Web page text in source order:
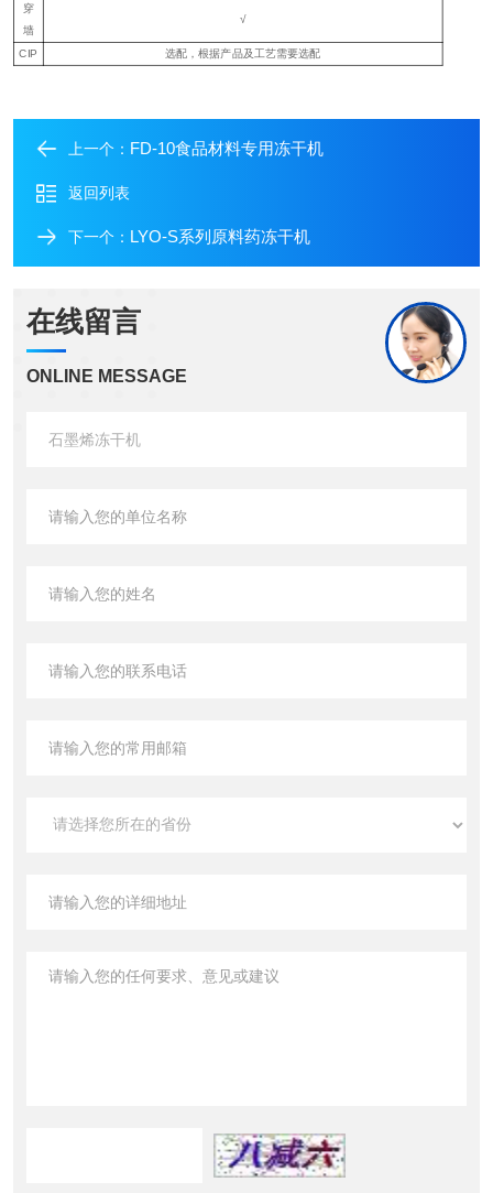
穿
墙
√
CIP 选配，根据产品及工艺需要选配
上一个： FD-10食品材料专用冻干机
返回列表
下一个： LYO-S系列原料药冻干机
在线留言
ONLINE MESSAGE